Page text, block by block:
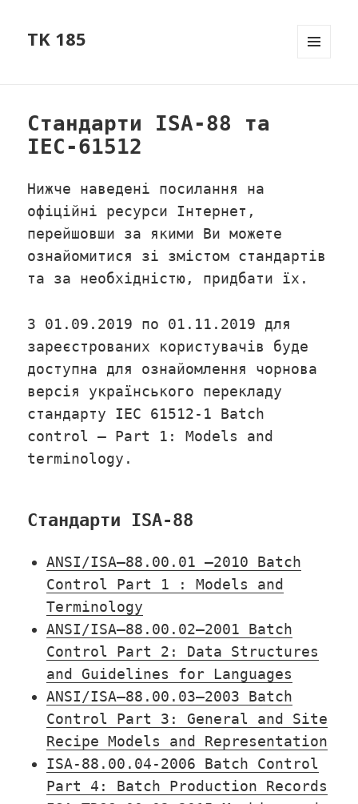
TK 185
Стандарти ISA-88 та
IEC-61512
Нижче наведені посилання на
офіційні ресурси Інтернет,
перейшовши за якими Ви можете
ознайомитися зі змістом стандартів
та за необхідністю, придбати їх.
З 01.09.2019 по 01.11.2019 для
зареєстрованих користувачів буде
доступна для ознайомлення чорнова
версія українського перекладу
стандарту IEC 61512-1 Batch
control – Part 1: Models and
terminology.
Стандарти ISA-88
ANSI/ISA–88.00.01 –2010 Batch
Control Part 1 : Models and
Terminology
ANSI/ISA–88.00.02–2001 Batch
Control Part 2: Data Structures
and Guidelines for Languages
ANSI/ISA–88.00.03–2003 Batch
Control Part 3: General and Site
Recipe Models and Representation
ISA-88.00.04-2006 Batch Control
Part 4: Batch Production Records